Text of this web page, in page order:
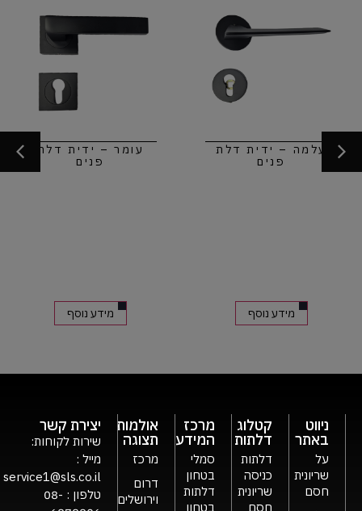
עלמה – ידית דלת
פנים
מידע נוסף
עומר – ידית דלת
פנים
מידע נוסף
ניווט
באתר
על
שריונית
חסם
קטלוג
דלתות
דלתות
כניסה
שריונית
חסם
מרכז
המידע
סמלי
בטחון
דלתות
בטחון
אולמות
תצוגה
מרכז
דרום
וירושלים
יצירת קשר
שירות לקוחות:
מייל :
service1@sls.co.il
טלפון : 08-